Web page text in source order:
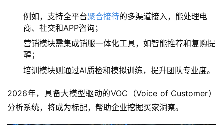
例如，支持全平台聚合接待的多渠道接入，能处理电
商、社交和APP咨询；
营销模块需集成销服一体化工具，如智能推荐和复购提
醒；
培训模块则通过AI质检和模拟训练，提升团队专业度。
2026年，具备大模型驱动的VOC（Voice of Customer）
分析系统，将成为标配，帮助企业挖掘买家洞察。